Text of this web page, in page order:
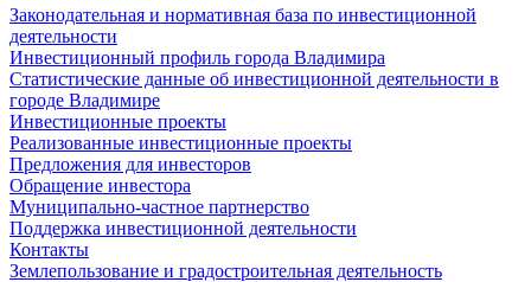
Законодательная и нормативная база по инвестиционной
деятельности
Инвестиционный профиль города Владимира
Статистические данные об инвестиционной деятельности в
городе Владимире
Инвестиционные проекты
Реализованные инвестиционные проекты
Предложения для инвесторов
Обращение инвестора
Муниципально-частное партнерство
Поддержка инвестиционной деятельности
Контакты
Землепользование и градостроительная деятельность